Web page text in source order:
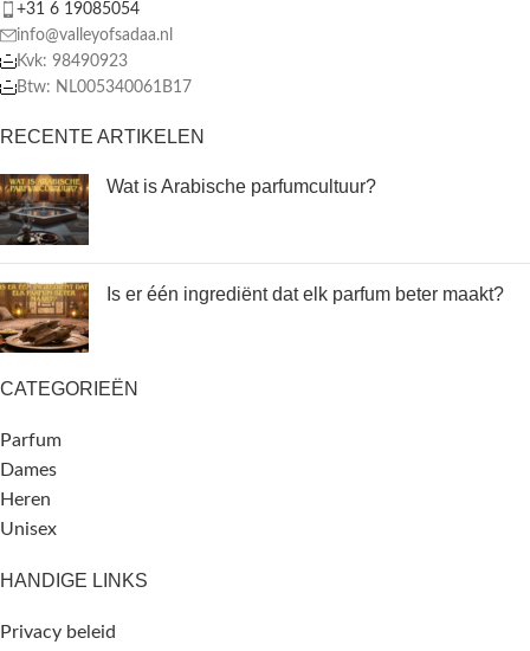
+31 6 19085054
info@valleyofsadaa.nl
Kvk: 98490923
Btw: NL005340061B17
RECENTE ARTIKELEN
Wat is Arabische parfumcultuur?
Is er één ingrediënt dat elk parfum beter maakt?
CATEGORIEËN
Parfum
Dames
Heren
Unisex
HANDIGE LINKS
Privacy beleid